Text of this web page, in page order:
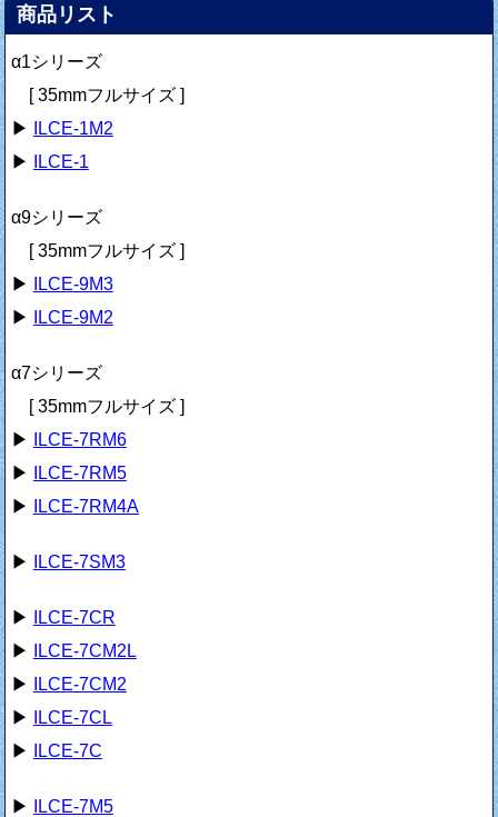
商品リスト
α1シリーズ
[ 35mmフルサイズ ]
▶
ILCE-1M2
▶
ILCE-1
α9シリーズ
[ 35mmフルサイズ ]
▶
ILCE-9M3
▶
ILCE-9M2
α7シリーズ
[ 35mmフルサイズ ]
▶
ILCE-7RM6
▶
ILCE-7RM5
▶
ILCE-7RM4A
▶ ILCE-7SM3
▶
ILCE-7CR
▶
ILCE-7CM2L
▶
ILCE-7CM2
▶
ILCE-7CL
▶
ILCE-7C
▶
ILCE-7M5